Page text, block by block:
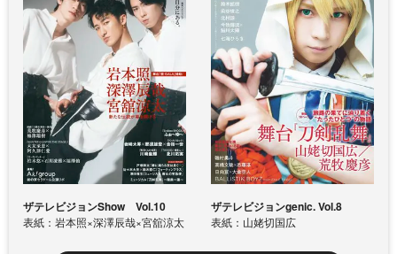
ザテレビジョンShow Vol.10
表紙：岩本照×深澤辰哉×宮舘涼太
ザテレビジョンgenic. Vol.8
表紙：山姥切国広